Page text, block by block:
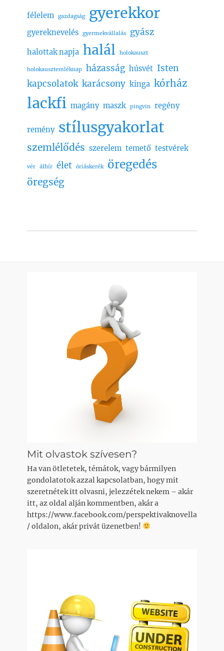
félelem gazdagság gyerekkor
gyereknevelés gyermekvállalás gyász
halottak napja halál holokauszt
holokausztemléknap házasság húsvét Isten
kapcsolatok karácsony kinga kórház
lackfi magány maszk pingvin regény
remény stílusgyakorlat
szemlélődés szerelem temető testvérek
vér álhír élet óriáskerék öregedés
öregség
Mit olvastok szívesen?
Ha van ötletetek, témátok, vagy bármilyen
gondolatotok azzal kapcsolatban, hogy mit
szeretnétek itt olvasni, jelezzétek nekem – akár
itt, az oldal alján kommentben, akár a
https://www.facebook.com/perspektivaknovella
/ oldalon, akár privát üzenetben!